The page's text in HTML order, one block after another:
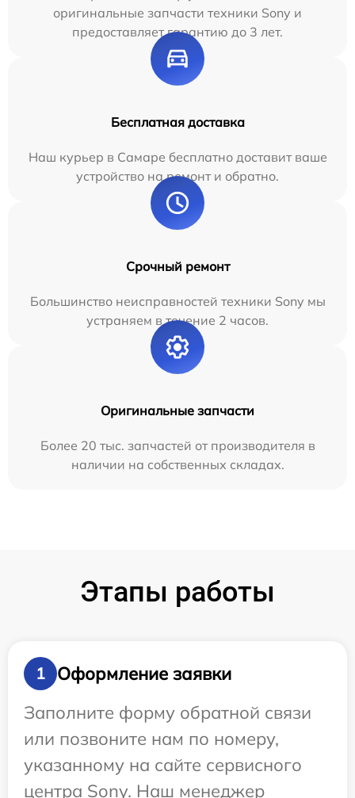
оригинальные запчасти техники Sony и
предоставляет гарантию до 3 лет.
Бесплатная доставка
Наш курьер в Самаре бесплатно доставит ваше
устройство на ремонт и обратно.
Срочный ремонт
Большинство неисправностей техники Sony мы
устраняем в течение 2 часов.
Оригинальные запчасти
Более 20 тыс. запчастей от производителя в
наличии на собственных складах.
Этапы работы
1
Оформление заявки
Заполните форму обратной связи
или позвоните нам по номеру,
указанному на сайте сервисного
центра Sony. Наш менеджер